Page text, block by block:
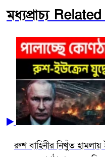
মধ্যপ্রাচ্য
রুশ বাহিনীর নিখুঁত হামলায়